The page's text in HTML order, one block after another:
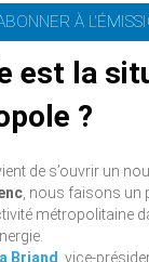
À
est la
?
de s’ouvrir un
, nous faisons un
métropolitaine
Briand , vice-